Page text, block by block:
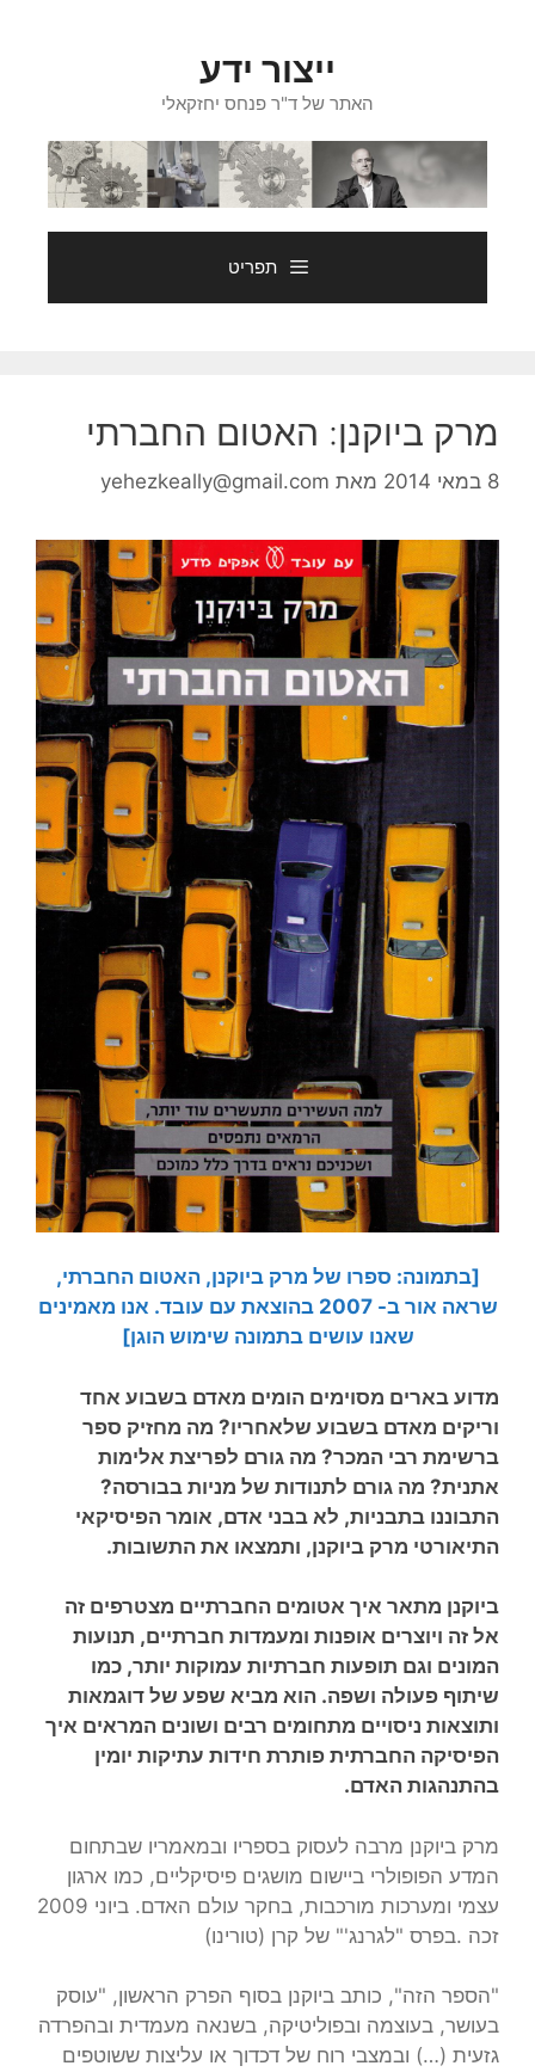
ייצור ידע
האתר של ד"ר פנחס יחזקאלי
תפריט
מרק ביוקנן: האטום החברתי
8 במאי 2014 מאת yehezkeally@gmail.com
[בתמונה: ספרו של מרק ביוקנן, האטום החברתי,
שראה אור ב- 2007 בהוצאת עם עובד. אנו מאמינים
שאנו עושים בתמונה שימוש הוגן]
מדוע בארים מסוימים הומים מאדם בשבוע אחד
וריקים מאדם בשבוע שלאחריו? מה מחזיק ספר
ברשימת רבי המכר? מה גורם לפריצת אלימות
אתנית? מה גורם לתנודות של מניות בבורסה?
התבוננו בתבניות, לא בבני אדם, אומר הפיסיקאי
התיאורטי מרק ביוקנן, ותמצאו את התשובות.
ביוקנן מתאר איך אטומים החברתיים מצטרפים זה
אל זה ויוצרים אופנות ומעמדות חברתיים, תנועות
המונים וגם תופעות חברתיות עמוקות יותר, כמו
שיתוף פעולה ושפה. הוא מביא שפע של דוגמאות
ותוצאות ניסויים מתחומים רבים ושונים המראים איך
הפיסיקה החברתית פותרת חידות עתיקות יומין
בהתנהגות האדם.
מרק ביוקנן מרבה לעסוק בספריו ובמאמריו שבתחום
המדע הפופולרי ביישום מושגים פיסיקליים, כמו ארגון
עצמי ומערכות מורכבות, בחקר עולם האדם. ביוני 2009
זכה .בפרס "לגרנג'" של קרן (טורינו)
"הספר הזה", כותב ביוקנן בסוף הפרק הראשון, "עוסק
בעושר, בעוצמה ובפוליטיקה, בשנאה מעמדית ובהפרדה
גזעית (…) ובמצבי רוח של דכדוך או עליצות ששוטפים